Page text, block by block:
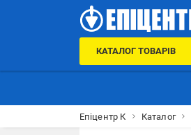
КАТАЛОГ ТОВАРІВ
Епіцентр К Каталог